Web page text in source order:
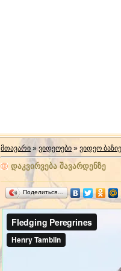
მთავარი » ვიდეოები » ვიდეო
დაკვირვება შავარდენზე
Поделиться…